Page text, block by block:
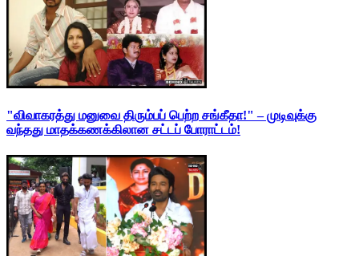
"விவாகரத்து மனுவை திரும்பப் பெற்ற சங்கீதா!" – முடிவுக்கு
வந்தது மாதக்கணக்கிலான சட்டப் போராட்டம்!